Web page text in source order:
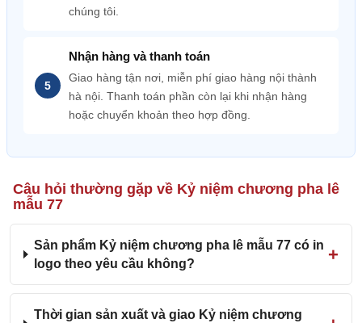
chúng tôi.
Nhận hàng và thanh toán
Giao hàng tận nơi, miễn phí giao hàng nội thành
hà nội. Thanh toán phần còn lại khi nhận hàng
hoặc chuyển khoản theo hợp đồng.
Câu hỏi thường gặp về Kỷ niệm chương pha lê
mẫu 77
Sản phẩm Kỷ niệm chương pha lê mẫu 77 có in
logo theo yêu cầu không?
Thời gian sản xuất và giao Kỷ niệm chương